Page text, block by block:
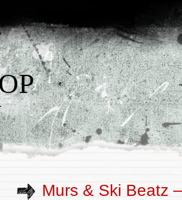
Murs & Ski Beatz –